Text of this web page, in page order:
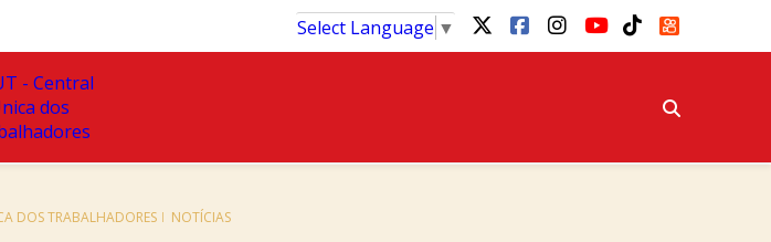
Select Language ▼
DOS TRABALHADORES NOTÍCIAS